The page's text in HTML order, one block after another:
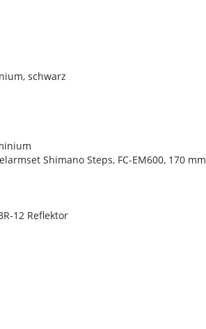
schwarz
Shimano Steps, FC-EM600, 170 mm
12 Reflektor